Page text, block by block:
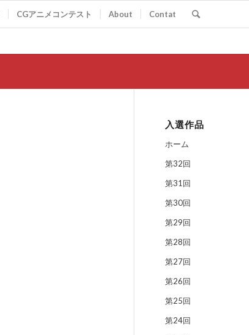
CGアニメコンテスト About Contat
入選作品
ホーム
第32回
第31回
第30回
第29回
第28回
第27回
第26回
第25回
第24回